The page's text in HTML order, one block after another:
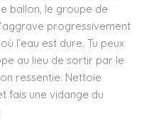
ballon, le groupe de
progressivement
l’eau est dure. Tu peux
au lieu de sortir par le
ressentie. Nettoie
fais une vidange du